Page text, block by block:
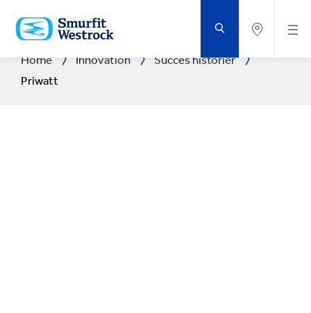
DIREKTE
TIL
HOVEDINDHOLDET
Home Innovation
Succes historier
Priwatt